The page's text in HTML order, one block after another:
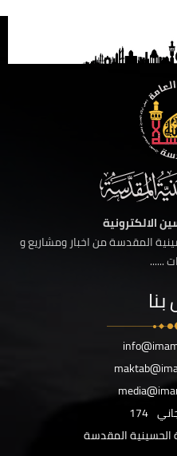
الالكترونية
المقدسة من اخبار ومشاريع و
......
174
الحسينية المقدسة